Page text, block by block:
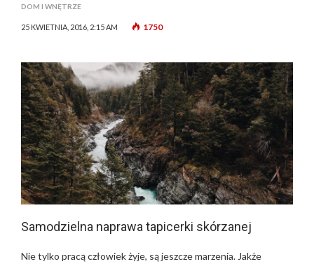
DOM I WNĘTRZE
25 KWIETNIA, 2016, 2:15 AM 1750
Samodzielna naprawa tapicerki skórzanej
Nie tylko pracą człowiek żyje, są jeszcze marzenia. Jakże